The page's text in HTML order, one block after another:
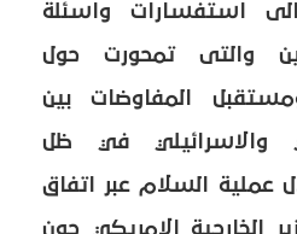
استفسارات واسئلة
والتى تمحورت حول
المفاوضات بين
والاسرائيلي في ظل
عملية السلام عبر اتفاق
الخارجية الامريكي جون